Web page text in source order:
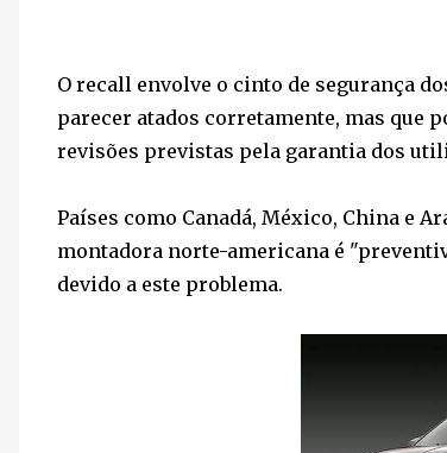
O recall envolve o cinto de segurança
parecer atados corretamente, mas que
revisões previstas pela garantia dos
Países como Canadá, México, China e
montadora norte-americana é
devido a este problema.